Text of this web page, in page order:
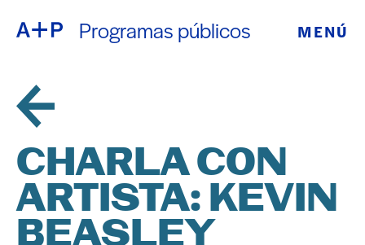
Programas públicos MENÚ
EDUCACIÓN
JUVENTUD
DE CRIANZA
ESPAÑOL
普通话
CHARLA CON
ARTISTA: KEVIN
BEASLEY